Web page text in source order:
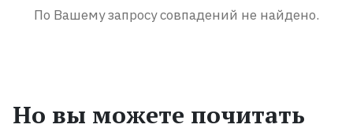
Экранизации
По Вашему запросу совпадений не найдено.
Но вы можете почитать